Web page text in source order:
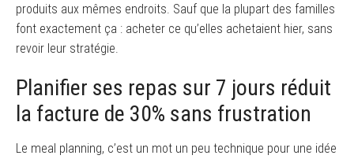
produits aux mêmes endroits. Sauf que la plupart des familles
font exactement ça : acheter ce qu’elles achetaient hier, sans
revoir leur stratégie.
Planifier ses repas sur 7 jours réduit
la facture de 30% sans frustration
Le meal planning, c’est un mot un peu technique pour une idée